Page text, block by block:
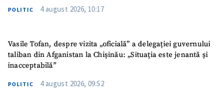
POLITIC 4 august 2026, 10:17
Vasile Tofan, despre vizita „oficială” a delegației guvernului
taliban din Afganistan la Chișinău: „Situația este jenantă și
inacceptabilă”
POLITIC 4 august 2026, 09:52